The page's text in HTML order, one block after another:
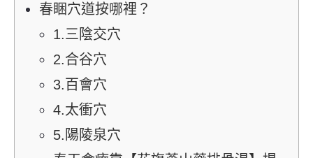
春睏穴道按哪裡？
1.三陰交穴
2.合谷穴
3.百會穴
4.太衝穴
5.陽陵泉穴